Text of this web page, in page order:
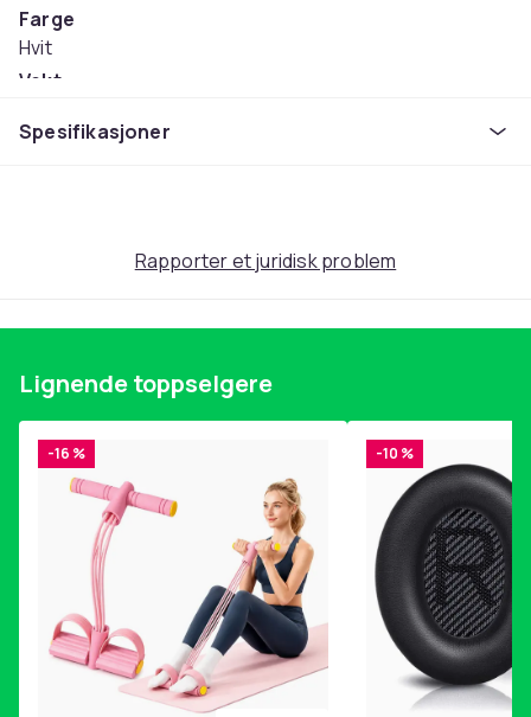
Farge
Hvit
Vekt
Artikkel nr.
Spesifikasjoner
Rapporter et juridisk problem
Lignende toppselgere
-16 % -10 %